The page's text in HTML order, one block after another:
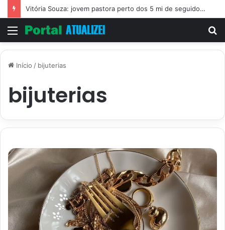
Vitória Souza: jovem pastora perto dos 5 mi de seguidores na web
Menu
Início / bijuterias
bijuterias